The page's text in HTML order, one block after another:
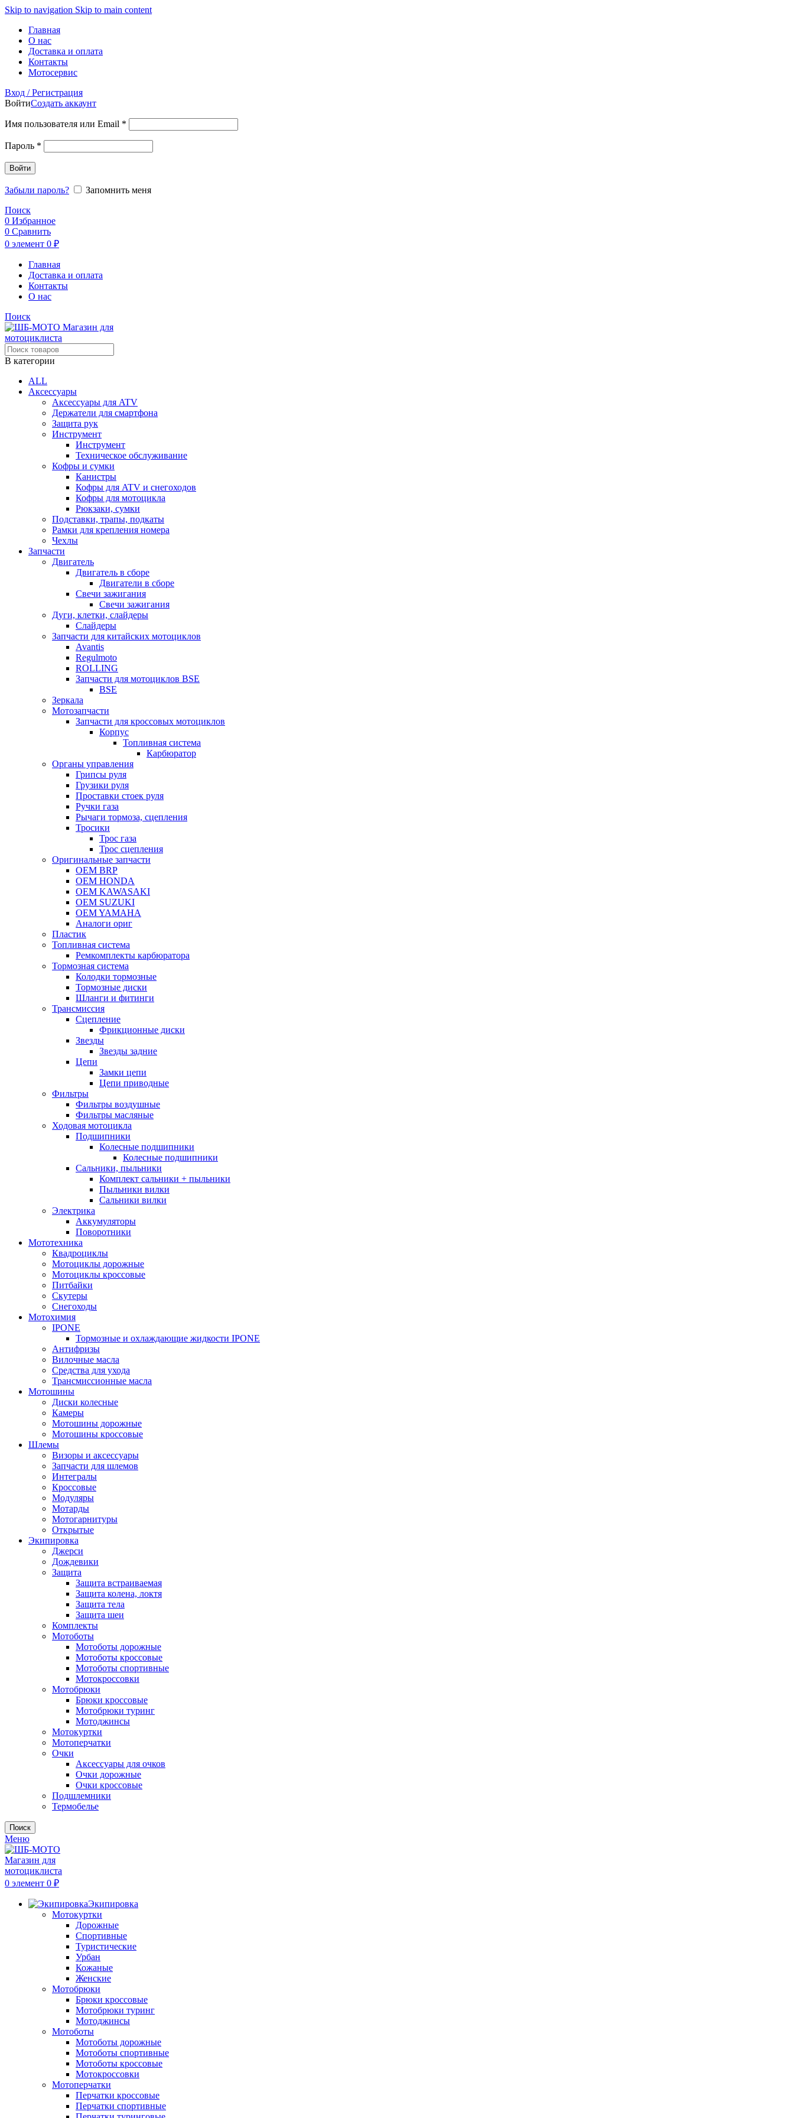
Skip to navigation Skip to main content
Главная
О нас
Доставка и оплата
Контакты
Мотосервис
Вход / Регистрация
ВойтиСоздать аккаунт
Имя пользователя или Email *
Пароль *
Войти
Забыли пароль?
Запомнить меня
Поиск
0 Избранное
0 Сравнить
0 элемент 0 ₽
Главная
Доставка и оплата
Контакты
О нас
Поиск
В категории
ALL
Аксессуары
Аксессуары для ATV
Держатели для смартфона
Защита рук
Инструмент
Инструмент
Техническое обслуживание
Кофры и сумки
Канистры
Кофры для ATV и снегоходов
Кофры для мотоцикла
Рюкзаки, сумки
Подставки, трапы, подкаты
Рамки для крепления номера
Чехлы
Запчасти
Двигатель
Двигатель в сборе
Двигатели в сборе
Свечи зажигания
Свечи зажигания
Дуги, клетки, слайдеры
Слайдеры
Запчасти для китайских мотоциклов
Avantis
Regulmoto
ROLLING
Запчасти для мотоциклов BSE
BSE
Зеркала
Мотозапчасти
Запчасти для кроссовых мотоциклов
Корпус
Топливная система
Карбюратор
Органы управления
Грипсы руля
Грузики руля
Проставки стоек руля
Ручки газа
Рычаги тормоза, сцепления
Тросики
Трос газа
Трос сцепления
Оригинальные запчасти
OEM BRP
OEM HONDA
OEM KAWASAKI
OEM SUZUKI
OEM YAMAHA
Аналоги ориг
Пластик
Топливная система
Ремкомплекты карбюратора
Тормозная система
Колодки тормозные
Тормозные диски
Шланги и фитинги
Трансмиссия
Cцепление
Фрикционные диски
Звезды
Звезды задние
Цепи
Замки цепи
Цепи приводные
Фильтры
Фильтры воздушные
Фильтры масляные
Ходовая мотоцикла
Подшипники
Колесные подшипники
Колесные подшипники
Сальники, пыльники
Комплект сальники + пыльники
Пыльники вилки
Сальники вилки
Электрика
Аккумуляторы
Поворотники
Мототехника
Квадроциклы
Мотоциклы дорожные
Мотоциклы кроссовые
Питбайки
Скутеры
Снегоходы
Мотохимия
IPONE
Тормозные и охлаждающие жидкости IPONE
Антифризы
Вилочные масла
Средства для ухода
Трансмиссионные масла
Мотошины
Диски колесные
Камеры
Мотошины дорожные
Мотошины кроссовые
Шлемы
Визоры и аксессуары
Запчасти для шлемов
Интегралы
Кроссовые
Модуляры
Мотарды
Мотогарнитуры
Открытые
Экипировка
Джерси
Дождевики
Защита
Защита встраиваемая
Защита колена, локтя
Защита тела
Защита шеи
Комплекты
Мотоботы
Мотоботы дорожные
Мотоботы кроссовые
Мотоботы спортивные
Мотокроссовки
Мотобрюки
Брюки кроссовые
Мотобрюки туринг
Мотоджинсы
Мотокуртки
Мотоперчатки
Очки
Аксессуары для очков
Очки дорожные
Очки кроссовые
Подшлемники
Термобелье
Поиск
Меню
0 элемент 0 ₽
Экипировка
Мотокуртки
Дорожные
Спортивные
Туристические
Урбан
Кожаные
Женские
Мотобрюки
Брюки кроссовые
Мотобрюки туринг
Мотоджинсы
Мотоботы
Мотоботы дорожные
Мотоботы спортивные
Мотоботы кроссовые
Мотокроссовки
Мотоперчатки
Перчатки кроссовые
Перчатки спортивные